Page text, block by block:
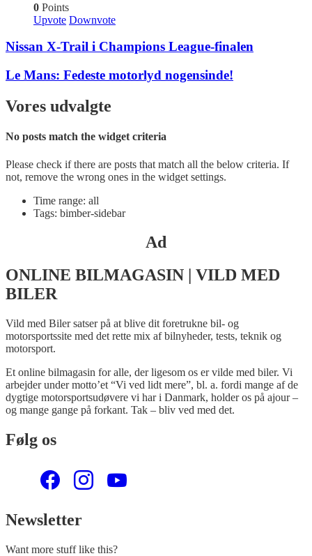
0 Points
Upvote Downvote
Nissan X-Trail i Champions League-finalen
Le Mans: Fedeste motorlyd nogensinde!
Vores udvalgte
No posts match the widget criteria
Please check if there are posts that match all the below criteria. If
not, remove the wrong ones in the widget settings.
Time range: all
Tags: bimber-sidebar
Ad
ONLINE BILMAGASIN | VILD MED
BILER
Vild med Biler satser på at blive dit foretrukne bil- og
motorsportssite med det rette mix af bilnyheder, tests, teknik og
motorsport.
Et online bilmagasin for alle, der ligesom os er vilde med biler. Vi
arbejder under motto’et “Vi ved lidt mere”, bl. a. fordi mange af de
dygtige motorsportsudøvere vi har i Danmark, holder os på ajour –
og mange gange på forkant. Tak – bliv ved med det.
Følg os
Newsletter
Want more stuff like this?